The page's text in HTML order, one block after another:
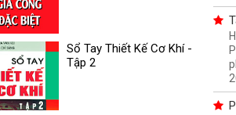
Sổ Tay Thiết Kế Cơ Khí -
Tập 2